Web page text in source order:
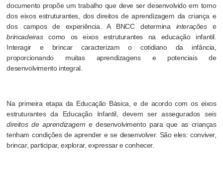
documento propõe um trabalho que deve ser desenvolvido em torno
dos eixos estruturantes, dos direitos de aprendizagem da criança e
dos campos de experiência. A BNCC determina interações e
brincadeirascomo os eixos estruturantes na educação infantil.
Interagir e brincar caracterizam o cotidiano da infância,
proporcionando muitas aprendizagens e potenciais de
desenvolvimento integral.
Na primeira etapa da Educação Básica, e de acordo com os eixos
estruturantes da Educação Infantil, devem ser asseguradosseis
direitos de aprendizagem e desenvolvimento para que as crianças
tenham condições de aprender e se desenvolver. São eles: conviver,
brincar, participar, explorar, expressar e conhecer.